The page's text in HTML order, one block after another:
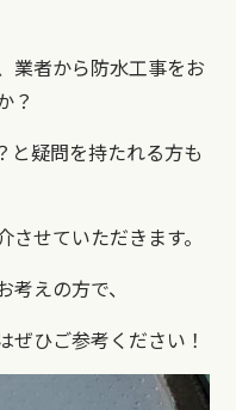
業者から防水工事をお
？
と疑問を持たれる方も
せていただきます。
えの方で、
ぜひご参考ください！